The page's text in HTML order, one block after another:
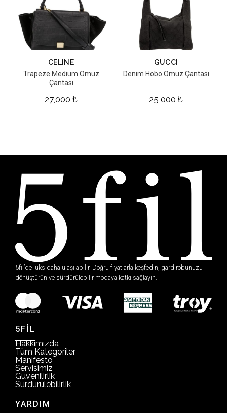
CELINE
Trapeze Medium Omuz
Çantası
27,000 ₺
GUCCI
Denim Hobo Omuz Çantası
25,000 ₺
5fil’de lüks daha ulaşılabilir. Doğru fiyatlarla keşfedin, gardırobunuzu
dönüştürün ve sürdürülebilir modaya katkı sağlayın.
5FİL
Hakkımızda
Tüm Kategoriler
Manifesto
Servisimiz
Güvenilirlik
Sürdürülebilirlik
YARDIM